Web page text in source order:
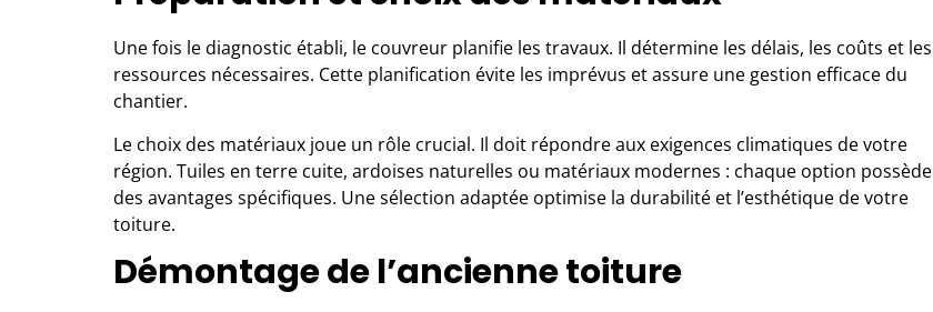
Une fois le diagnostic établi, le couvreur planifie les travaux. Il détermine les délais, les coûts et les
ressources nécessaires. Cette planification évite les imprévus et assure une gestion efficace du
chantier.
Le choix des matériaux joue un rôle crucial. Il doit répondre aux exigences climatiques de votre
région. Tuiles en terre cuite, ardoises naturelles ou matériaux modernes : chaque option possède
des avantages spécifiques. Une sélection adaptée optimise la durabilité et l’esthétique de votre
toiture.
Démontage de l’ancienne toiture